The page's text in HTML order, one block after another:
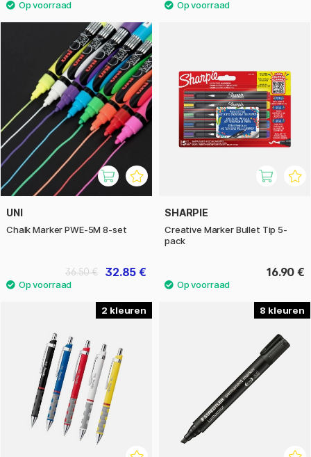
UNI
Chalk Marker PWE-5M 8-set
32.85 €
36.50 €
SHARPIE
Creative Marker Bullet Tip 5-
pack
16.90 €
2 8